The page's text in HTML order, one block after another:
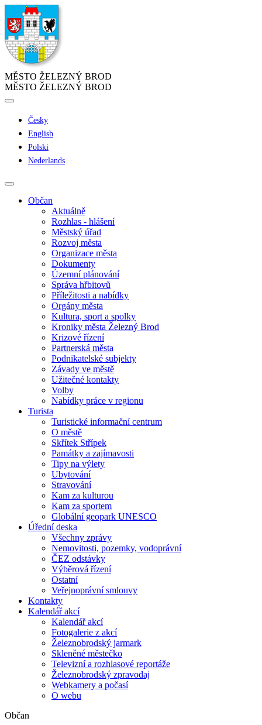
MĚSTO ŽELEZNÝ BROD
MĚSTO ŽELEZNÝ BROD
Česky
English
Polski
Nederlands
Občan
Aktuálně
Rozhlas - hlášení
Městský úřad
Rozvoj města
Organizace města
Dokumenty
Územní plánování
Správa hřbitovů
Příležitosti a nabídky
Orgány města
Kultura, sport a spolky
Kroniky města Železný Brod
Krizové řízení
Partnerská města
Podnikatelské subjekty
Závady ve městě
Užitečné kontakty
Volby
Nabídky práce v regionu
Turista
Turistické informační centrum
O městě
Skřítek Střípek
Památky a zajímavosti
Tipy na výlety
Ubytování
Stravování
Kam za kulturou
Kam za sportem
Globální geopark UNESCO
Úřední deska
Všechny zprávy
Nemovitosti, pozemky, vodoprávní
ČEZ odstávky
Výběrová řízení
Ostatní
Veřejnoprávní smlouvy
Kontakty
Kalendář akcí
Kalendář akcí
Fotogalerie z akcí
Železnobrodský jarmark
Skleněné městečko
Televizní a rozhlasové reportáže
Železnobrodský zpravodaj
Webkamery a počasí
O webu
Občan